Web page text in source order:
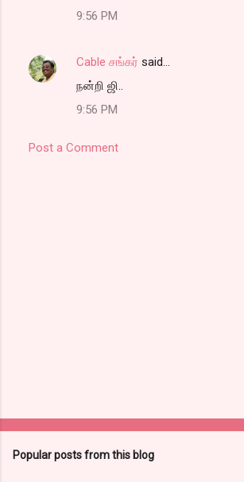
9:56 PM
Cable சங்கர் said…
நன்றி ஜி..
9:56 PM
Post a Comment
Popular posts from this blog